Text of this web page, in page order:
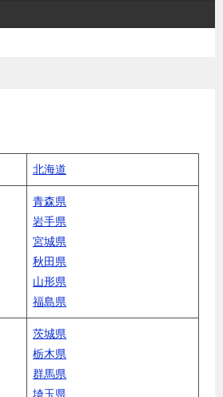
北海道
青森県
岩手県
宮城県
秋田県
山形県
福島県
茨城県
栃木県
群馬県
埼玉県